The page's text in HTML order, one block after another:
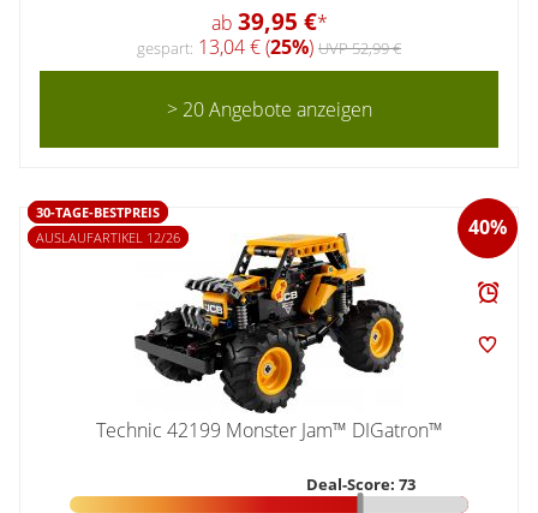
ab 39,95 €*
gespart: 13,04 € (25%) UVP 52,99 €
> 20 Angebote anzeigen
40%
30-TAGE-BESTPREIS
AUSLAUFARTIKEL 12/26
Technic 42199 Monster Jam™ DIGatron™
Deal-Score: 73